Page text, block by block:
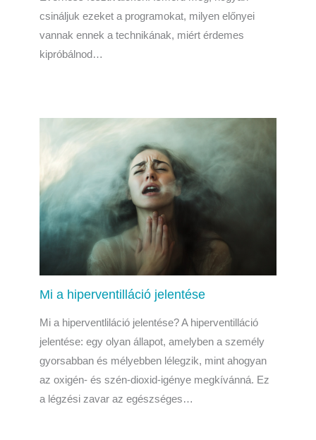
csináljuk ezeket a programokat, milyen előnyei
vannak ennek a technikának, miért érdemes
kipróbálnod…
Mi a hiperventilláció jelentése
Mi a hiperventliláció jelentése? A hiperventilláció
jelentése: egy olyan állapot, amelyben a személy
gyorsabban és mélyebben lélegzik, mint ahogyan
az oxigén- és szén-dioxid-igénye megkívánná. Ez
a légzési zavar az egészséges…